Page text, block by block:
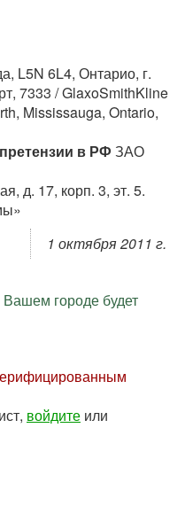
L5N 6L4, Онтарио, г.
7333 / GlaxoSmithKline
Mississauga, Ontario,
в РФ ЗАО
д. 17, корп. 3, эт. 5.
1 октября 2011 г.
городе будет
войдите или